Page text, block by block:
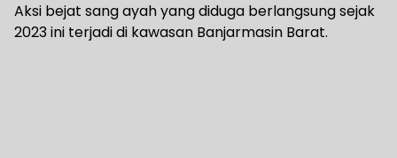
Aksi bejat sang ayah yang diduga berlangsung sejak
2023 ini terjadi di kawasan Banjarmasin Barat.